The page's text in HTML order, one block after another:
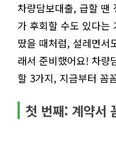
차량담보대출, 급할 땐
가 후회할 수도 있다는
땄을 때처럼, 설레면서
래서 준비했어요! 차량
할 3가지, 지금부터 꼼
첫 번째: 계약서